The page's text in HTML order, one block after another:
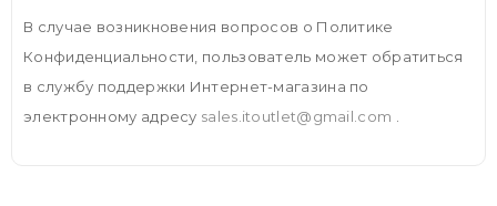
В случае возникновения вопросов о Политике
Конфиденциальности, пользователь может обратиться
в службу поддержки Интернет-магазина по
электронному адресу sales.itoutlet@gmail.com